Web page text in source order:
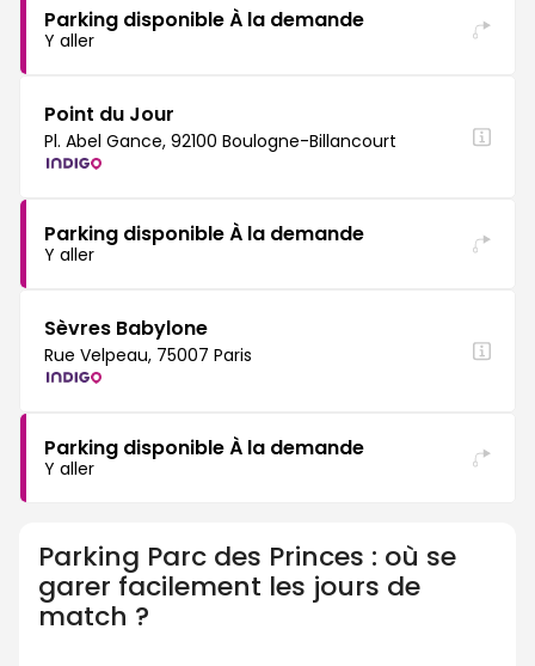
Parking disponible À la demande
Y aller
Point du Jour
Pl. Abel Gance, 92100 Boulogne-Billancourt
Parking disponible À la demande
Y aller
Sèvres Babylone
Rue Velpeau, 75007 Paris
Parking disponible À la demande
Y aller
Parking Parc des Princes : où se
garer facilement les jours de
match ?